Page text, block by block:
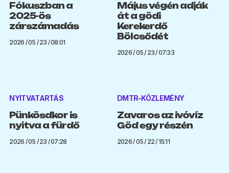
Fókuszban a
2025-ös
zárszámadás
2026 / 05 / 23 / 08:01
Május végén adják
át a gödi
Kerekerdő
Bölcsődét
2026 / 05 / 23 / 07:33
NYITVATARTÁS
Pünkösdkor is
nyitva a fürdő
2026 / 05 / 23 / 07:28
DMTR-KÖZLEMÉNY
Zavaros az ivóvíz
Göd egy részén
2026 / 05 / 22 / 15:11